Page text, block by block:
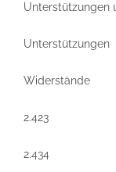
Unterstützungen
Unterstützungen
Widerstände
2.423
2.434